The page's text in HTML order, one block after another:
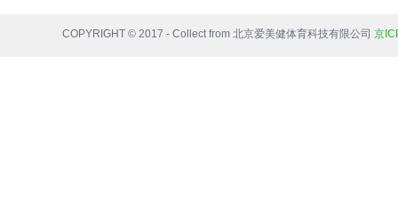
COPYRIGHT © 2017 - Collect from 北京爱美健体育科技有限公司 京